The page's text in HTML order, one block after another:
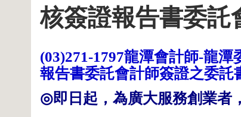
核簽證報告書委託
(03)271-1797龍潭會計師-龍潭
報告書委託會計師簽證之委託
◎即日起，為廣大服務創業者